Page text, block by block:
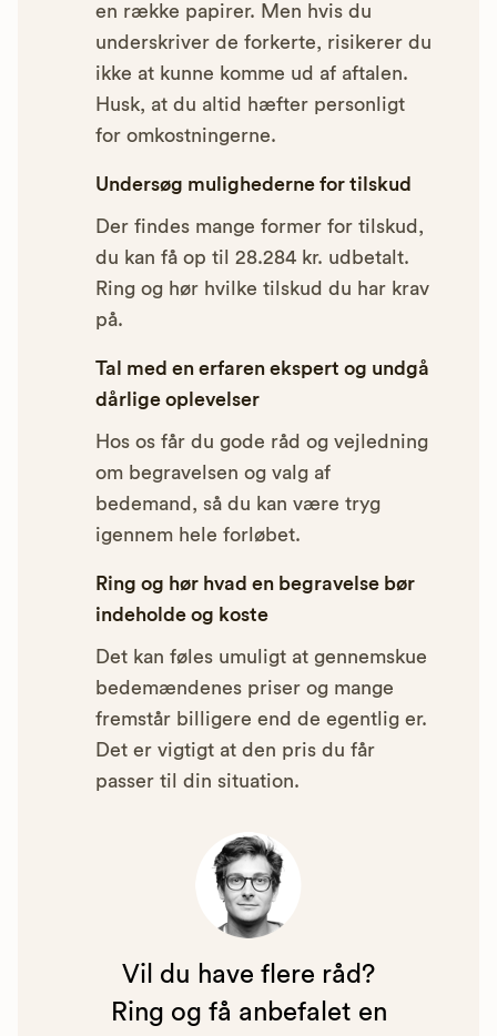
en række papirer. Men hvis du
underskriver de forkerte, risikerer du
ikke at kunne komme ud af aftalen.
Husk, at du altid hæfter personligt
for omkostningerne.
Undersøg mulighederne for tilskud
Der findes mange former for tilskud,
du kan få op til 28.284 kr. udbetalt.
Ring og hør hvilke tilskud du har krav
på.
Tal med en erfaren ekspert og undgå
dårlige oplevelser
Hos os får du gode råd og vejledning
om begravelsen og valg af
bedemand, så du kan være tryg
igennem hele forløbet.
Ring og hør hvad en begravelse bør
indeholde og koste
Det kan føles umuligt at gennemskue
bedemændenes priser og mange
fremstår billigere end de egentlig er.
Det er vigtigt at den pris du får
passer til din situation.
Vil du have flere råd?
Ring og få anbefalet en